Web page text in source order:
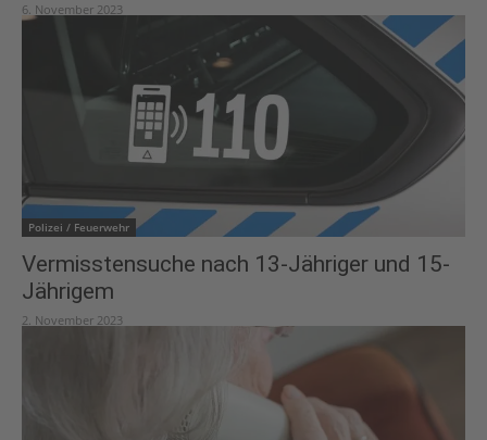
6. November 2023
Polizei / Feuerwehr
Vermisstensuche nach 13-Jähriger und 15-
Jährigem
2. November 2023